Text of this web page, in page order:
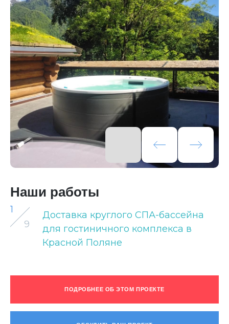
Наши работы
1
9
Доставка круглого СПА-бассейна
для гостиничного комплекса в
Красной Поляне
ПОДРОБНЕЕ ОБ ЭТОМ ПРОЕКТЕ